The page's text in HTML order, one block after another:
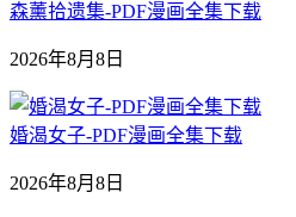
森薰拾遗集-PDF漫画全集下载
2026年8月8日
婚渴女子-PDF漫画全集下载
2026年8月8日